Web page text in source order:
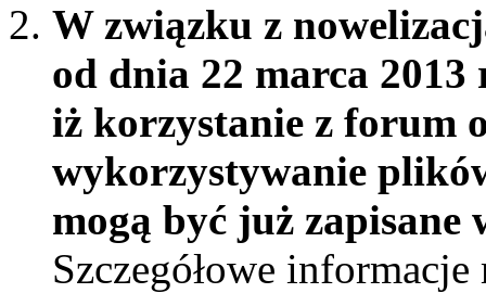
W związku z
od dnia 22 marca
iż korzystanie z forum
wykorzystywanie
mogą być już
Szczegółowe